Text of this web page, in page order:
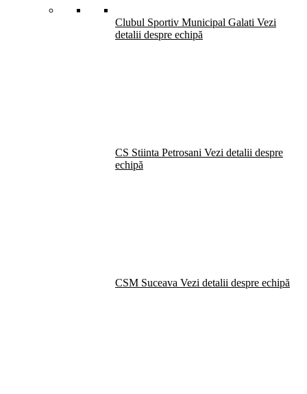
Clubul Sportiv Municipal Galati Vezi
detalii despre echipă
CS Stiinta Petrosani Vezi detalii despre
echipă
CSM Suceava Vezi detalii despre echipă